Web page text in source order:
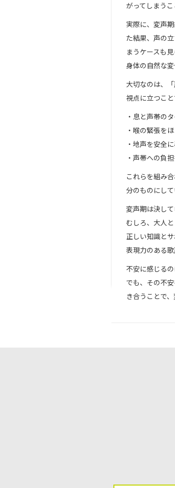
がってしまうこ
実際に、変声
た結果、声の
まうケースも
身体の自然な
大切なのは、
視点に立つこ
・息と声帯の
・喉の緊張を
・地声を安全
・声帯への負
これらを組み
分のものにして
変声期は決し
むしろ、大人
正しい知識と
表現力のある
不安に感じるの
でも、その不
き合うことで